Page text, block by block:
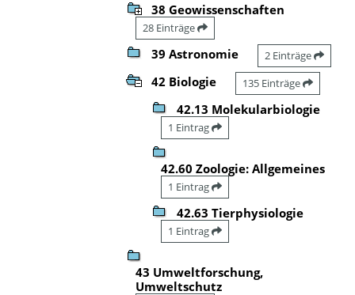
38 Geowissenschaften
28 Einträge
39 Astronomie 2 Einträge
42 Biologie 135 Einträge
42.13 Molekularbiologie
1 Eintrag
42.60 Zoologie: Allgemeines
1 Eintrag
42.63 Tierphysiologie
1 Eintrag
43 Umweltforschung,
Umweltschutz